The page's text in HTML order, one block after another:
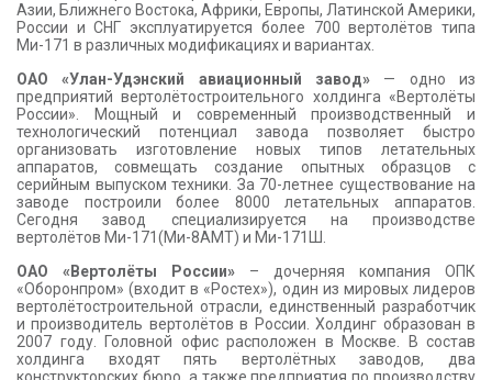
Азии, Ближнего Востока, Африки, Европы, Латинской Америки,
России и СНГ эксплуатируется более 700 вертолётов типа
Ми-171 в различных модификациях и вариантах.
ОАО «Улан-Удэнский авиационный завод» — одно из
предприятий вертолётостроительного холдинга «Вертолёты
России». Мощный и современный производственный и
технологический потенциал завода позволяет быстро
организовать изготовление новых типов летательных
аппаратов, совмещать создание опытных образцов с
серийным выпуском техники. За 70-летнее существование на
заводе построили более 8000 летательных аппаратов.
Сегодня завод специализируется на производстве
вертолётов Ми-171(Ми-8АМТ) и Ми-171Ш.
ОАО «Вертолёты России» – дочерняя компания ОПК
«Оборонпром» (входит в «Ростех»), один из мировых лидеров
вертолётостроительной отрасли, единственный разработчик
и производитель вертолётов в России. Холдинг образован в
2007 году. Головной офис расположен в Москве. В состав
холдинга входят пять вертолётных заводов, два